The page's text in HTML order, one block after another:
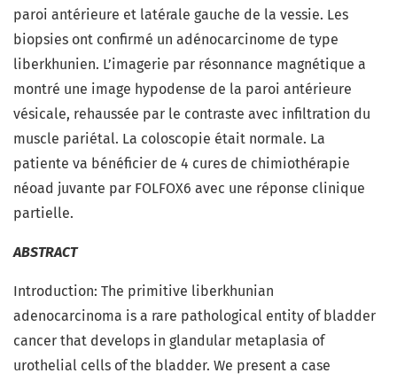
paroi antérieure et latérale gauche de la vessie. Les
biopsies ont confirmé un adénocarcinome de type
liberkhunien. L’imagerie par résonnance magnétique a
montré une image hypodense de la paroi antérieure
vésicale, rehaussée par le contraste avec infiltration du
muscle pariétal. La coloscopie était normale. La
patiente va bénéficier de 4 cures de chimiothérapie
néoad juvante par FOLFOX6 avec une réponse clinique
partielle.
ABSTRACT
Introduction: The primitive liberkhunian
adenocarcinoma is a rare pathological entity of bladder
cancer that develops in glandular metaplasia of
urothelial cells of the bladder. We present a case